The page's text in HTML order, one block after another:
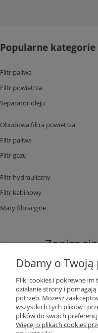
Popularne kategorie
Filtr paliwa
Filtr powietrza
Separator oleju
Obudowa filtra powietrza
Filtr paliwa
Filtr gazu
Filtr hydrauliczny
Filtr kabinowy
Maty filtracyjne
Zapisz
Dbamy o
Pliki cookies i pokrewne
działanie strony i
potrzeb. Możesz
wszystkich tych plików i
plików do swoich
Więcej o plikach cookies